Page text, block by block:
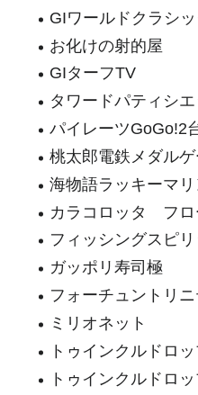
GIワールドクラシ
お化けの射的屋
GIターフTV
タワードパティシ
パイレーツGoGo!2
桃太郎電鉄メダル
海物語ラッキーマ
カラコロッタ フロ
フィッシングスピリ
ガッポリ寿司極
フォーチュントリ
ミリオネット
トゥインクルドロ
トゥインクルドロ